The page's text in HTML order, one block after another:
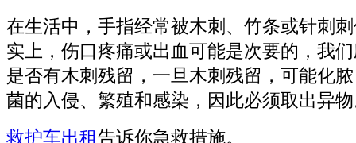
在生活中，手指经常被木刺、竹条或针刺
实上，伤口疼痛或出血可能是次要的，我
是否有木刺残留，一旦木刺残留，可能化
菌的入侵、繁殖和感染，因此必须取出异
救护车出租告诉你急救措施。